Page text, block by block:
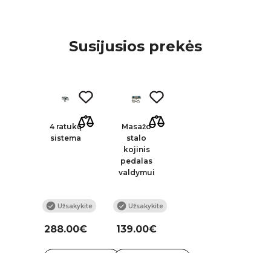
Susijusios prekės
4 ratukų
sistema
Užsakykite
288.00€
Masažo
stalo
kojinis
pedalas
valdymui
Užsakykite
139.00€